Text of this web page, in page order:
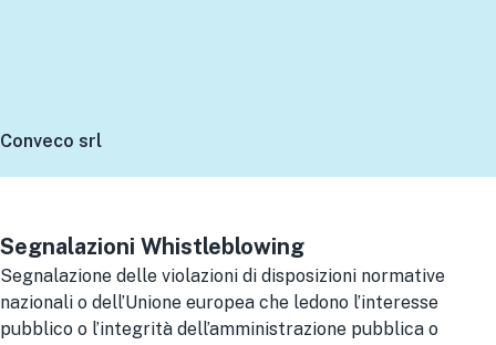
Conveco srl
Segnalazioni Whistleblowing
Segnalazione delle violazioni di disposizioni normative
nazionali o dell’Unione europea che ledono l’interesse
pubblico o l’integrità dell’amministrazione pubblica o